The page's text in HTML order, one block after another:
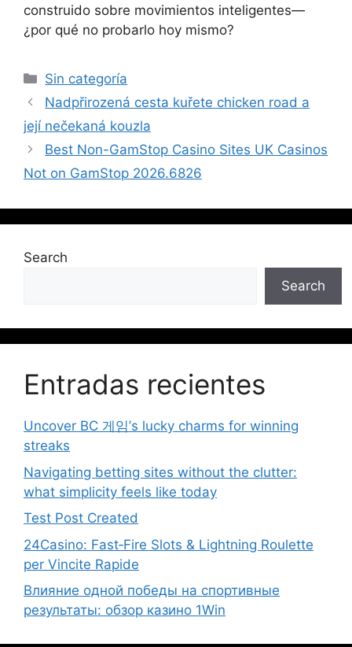
construido sobre movimientos inteligentes—
¿por qué no probarlo hoy mismo?
Sin categoría
Nadpřirozená cesta kuřete chicken road a
její nečekaná kouzla
Best Non-GamStop Casino Sites UK Casinos
Not on GamStop 2026.6826
Search
Search
Entradas recientes
Uncover BC 게임’s lucky charms for winning
streaks
Navigating betting sites without the clutter:
what simplicity feels like today
Test Post Created
24Casino: Fast‑Fire Slots & Lightning Roulette
per Vincite Rapide
Влияние одной победы на спортивные
результаты: обзор казино 1Win